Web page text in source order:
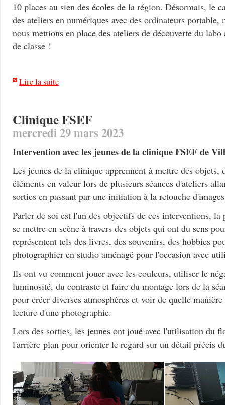
10 places au sien des écoles de la région. Désormais, le
des ateliers en numériques avec des ordinateurs
nous mettions en place des ateliers de découverte du labo
de classe !
Lire la suite
Clinique FSEF
mercredi 29 mars 2023
Intervention avec les jeunes de la clinique FSEF de
Les jeunes de la clinique apprennent à mettre des objets,
éléments en valeur lors de plusieurs séances d'ateliers
sorties en passant par une initiation à la retouche
Parler de soi est l'un des objectifs de ces interventions, la
se mettre en scène à travers des objets qui ont du sens
représentent tels des livres, des souvenirs, des hobbies
photographier en studio aménagé pour l'occasion avec
Ils ont vu comment jouer avec les couleurs, utiliser le
luminosité, du contraste et faire du montage lors de la
pour créer diverses atmosphères et voir de quelle
lecture d'une photographie.
Lors des sorties, les jeunes ont joué avec l'utilisation du
l'arrière plan pour orienter le regard sur un détail précis